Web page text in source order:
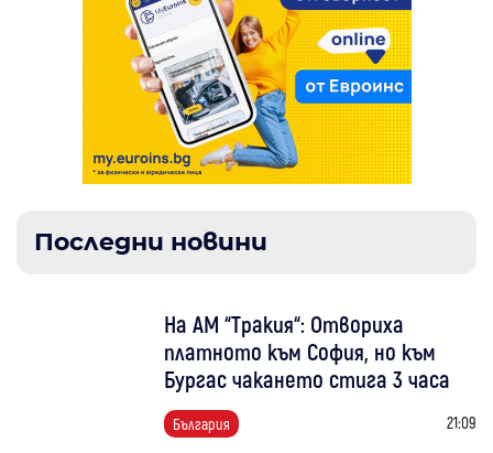
Последни новини
На АМ “Тракия“: Отвориха
платното към София, но към
Бургас чакането стига 3 часа
България 21:09